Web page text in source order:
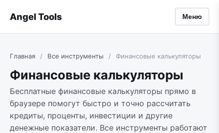
Angel Tools Меню
Главная / Все инструменты / Финансовые калькуляторы
Финансовые калькуляторы
Бесплатные финансовые калькуляторы прямо в
браузере помогут быстро и точно рассчитать
кредиты, проценты, инвестиции и другие
денежные показатели. Все инструменты работают